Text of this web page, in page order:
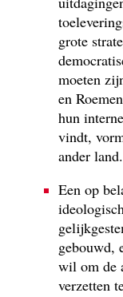
grote
moeten
en
hun
vindt,
ander land.
Een op
gebouwd,
wil om de
verzetten